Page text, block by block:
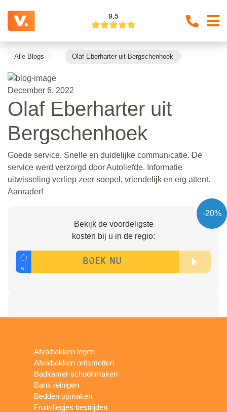
9.5
Alle Blogs Olaf Eberharter uit Bergschenhoek
December 6, 2022
Olaf Eberharter uit
Bergschenhoek
Goede service. Snelle en duidelijke communicatie. De
service werd verzorgd door Autoliefde. Informatie
uitwisseling verliep zeer soepel, vriendelijk en erg attent.
Aanrader!
-20%
Bekijk de voordeligste
kosten bij u in de regio:
Afvalbakken legen
Afvalbakken ontsmetten
Badkamer schoonmaken
Bank reinigen
Bedden opmaken
Fruitvliegjes bestrijden